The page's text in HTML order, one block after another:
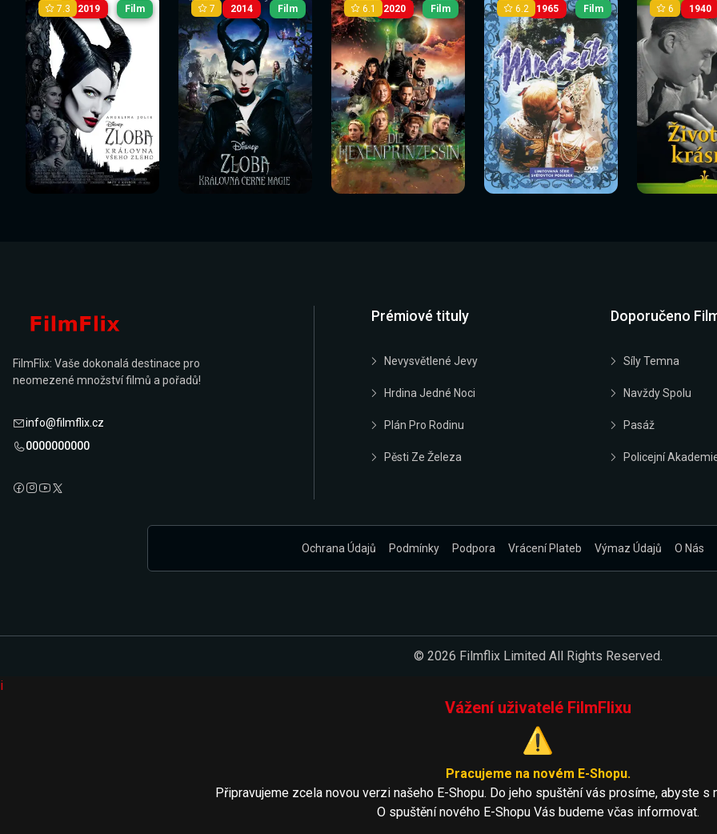
2019
Sledovat
nyní
7.3 Film
Sledovat nyní
2014
Sledovat
nyní
7 Film
Sledovat nyní
2020
Sledovat
nyní
6.1 Film
Sledovat nyní
1965
Sledovat
nyní
6.2 Film
Sledovat nyní
1940
Sledovat
nyní
6
Sledovat
FilmFlix: Vaše dokonalá destinace pro
neomezené množství filmů a pořadů!
info@filmflix.cz
0000000000
Prémiové tituly
Nevysvětlené Jevy
Hrdina Jedné Noci
Plán Pro Rodinu
Pěsti Ze Železa
Doporučeno
Síly Temna
Navždy Spolu
Pasáž
Policejní
Ochrana Údajů Podmínky Podpora Vrácení Plateb Výmaz Údajů O Nás
© 2026 Filmflix Limited All Rights Reserved.
i
Vážení uživatelé FilmFlixu
⚠️
Pracujeme na novém E-Shopu.
Připravujeme zcela novou verzi našeho E-Shopu. Do jeho spuštění vás prosíme, abyste s
O spuštění nového E-Shopu Vás budeme včas informovat.